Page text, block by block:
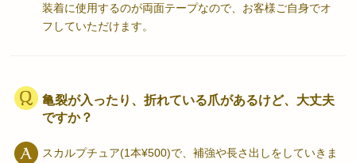
装着に使用するのが両面テープなので、お客様ご自身でオ
フしていただけます。
亀裂が入ったり、折れている爪があるけど、大丈夫
ですか？
スカルプチュア(1本¥500)で、補強や長さ出しをしていきま